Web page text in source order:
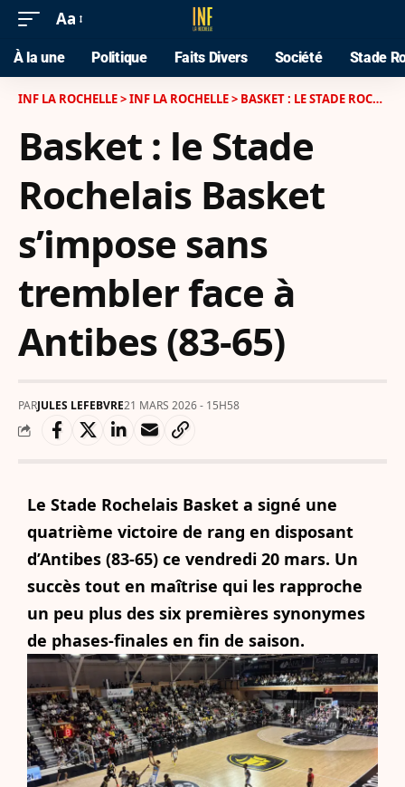
Aa
À la une Politique Faits Divers Société Stade
INF LA ROCHELLE>INF LA ROCHELLE> BASKET : LE STADE ROCHELAIS BASKET S’IMPOSE SANS TREMBLER FACE À ANTIBES (83-65)
Basket : le Stade
Rochelais Basket
s’impose sans
trembler face à
Antibes (83-65)
PARJULES LEFEBVRE21 MARS 2026 - 15H58
Le Stade Rochelais Basket a signé une
quatrième victoire de rang en disposant
d’Antibes (83-65) ce vendredi 20 mars. Un
succès tout en maîtrise qui les rapproche
un peu plus des six premières synonymes
de phases-finales en fin de saison.